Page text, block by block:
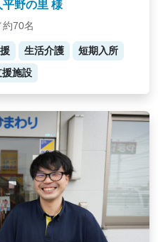
野の里 様
70名
生活介護
短期入所
援施設